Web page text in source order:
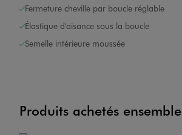
Fermeture cheville par boucle réglable
Élastique d'aisance sous la boucle
Semelle intérieure moussée
Produits achetés ensemble